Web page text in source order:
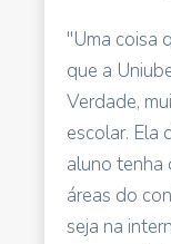
"Uma coisa
que a
Verdade,
escolar. Ela
aluno tenha
áreas do
seja na